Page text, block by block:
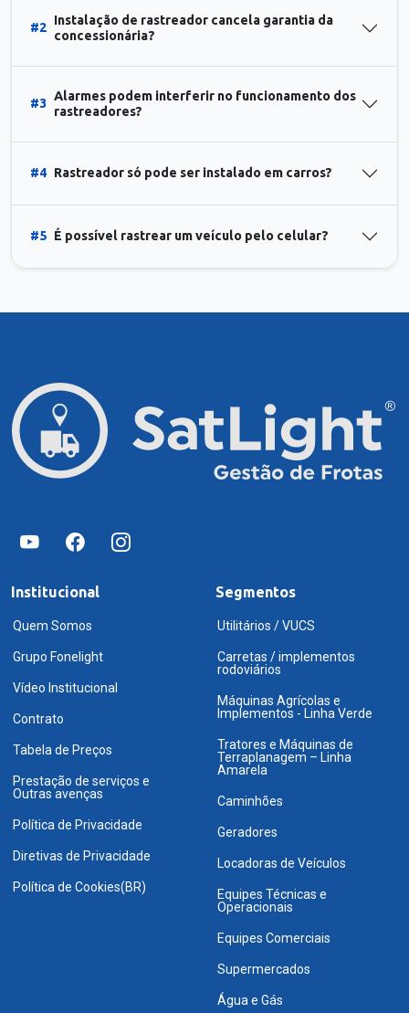
#2
Instalação de rastreador cancela garantia da
concessionária?
#3
Alarmes podem interferir no funcionamento dos
rastreadores?
#4 Rastreador só pode ser instalado em carros?
#5 É possível rastrear um veículo pelo celular?
Institucional
Quem Somos
Grupo Fonelight
Vídeo Institucional
Contrato
Tabela de Preços
Prestação de serviços e
Outras avenças
Política de Privacidade
Diretivas de Privacidade
Política de Cookies(BR)
Segmentos
Utilitários / VUCS
Carretas / implementos
rodoviários
Máquinas Agrícolas e
Implementos - Linha Verde
Tratores e Máquinas de
Terraplanagem – Linha
Amarela
Caminhões
Geradores
Locadoras de Veículos
Equipes Técnicas e
Operacionais
Equipes Comerciais
Supermercados
Água e Gás